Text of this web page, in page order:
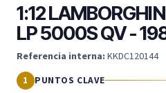
1:12
LP 5000S QV -
Referencia interna: KKDC120144
PUNTOS CLAVE